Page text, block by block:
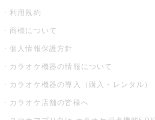
利用規約
商標について
個人情報保護方針
カラオケ機器の情報について
カラオケ機器の導入（購入・レンタル）
カラオケ店舗の皆様へ